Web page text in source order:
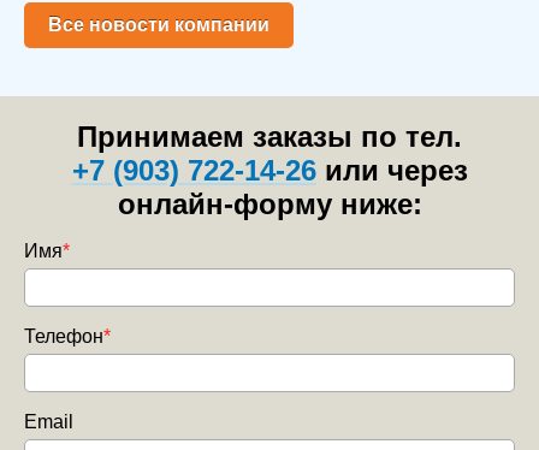
Все новости компании
Принимаем заказы по тел.
+7 (903) 722-14-26или через
онлайн-форму ниже:
Имя*
Телефон*
Email